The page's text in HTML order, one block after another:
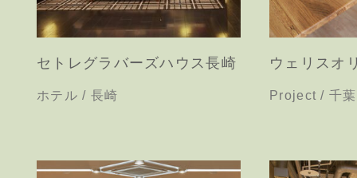
セトレグラバーズハウス長崎
ホテル / 長崎
ウェリスオ
Project / 千葉